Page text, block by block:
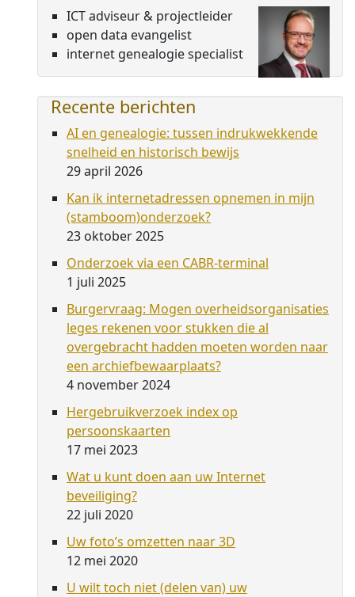
ICT adviseur & projectleider
open data evangelist
internet genealogie specialist
Recente berichten
AI en genealogie: tussen indrukwekkende
snelheid en historisch bewijs
29 april 2026
Kan ik internetadressen opnemen in mijn
(stamboom)onderzoek?
23 oktober 2025
Onderzoek via een CABR-terminal
1 juli 2025
Burgervraag: Mogen overheidsorganisaties
leges rekenen voor stukken die al
overgebracht hadden moeten worden naar
een archiefbewaarplaats?
4 november 2024
Hergebruikverzoek index op
persoonskaarten
17 mei 2023
Wat u kunt doen aan uw Internet
beveiliging?
22 juli 2020
Uw foto’s omzetten naar 3D
12 mei 2020
U wilt toch niet (delen van) uw